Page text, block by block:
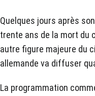
Quelques jours après son
trente ans de la mort du
autre figure majeure du
allemande va diffuser
La programmation